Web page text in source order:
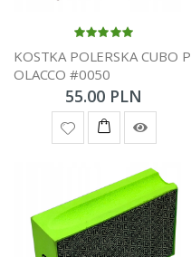
KOSTKA POLERSKA CUBO P
OLACCO #0050
55.00 PLN